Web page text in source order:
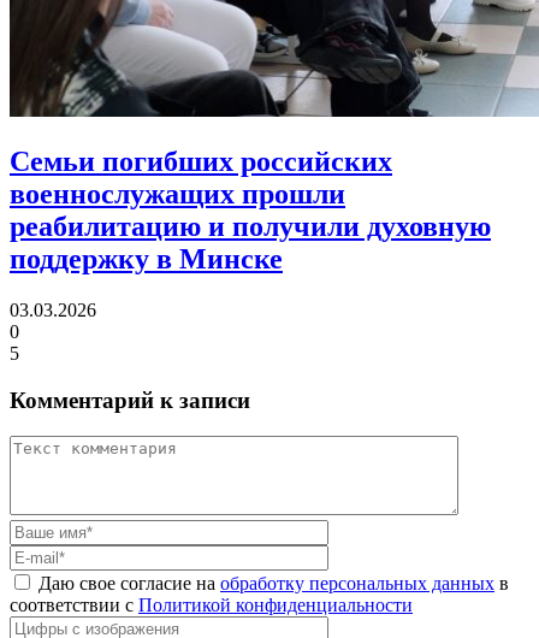
Семьи погибших российских
военнослужащих прошли
реабилитацию и получили духовную
поддержку в Минске
03.03.2026
0
5
Комментарий к записи
Даю свое согласие на обработку персональных данных в
соответствии с Политикой конфиденциальности